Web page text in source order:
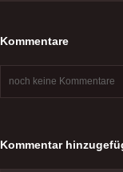
Kommentare
noch keine Kommentare
Kommentar